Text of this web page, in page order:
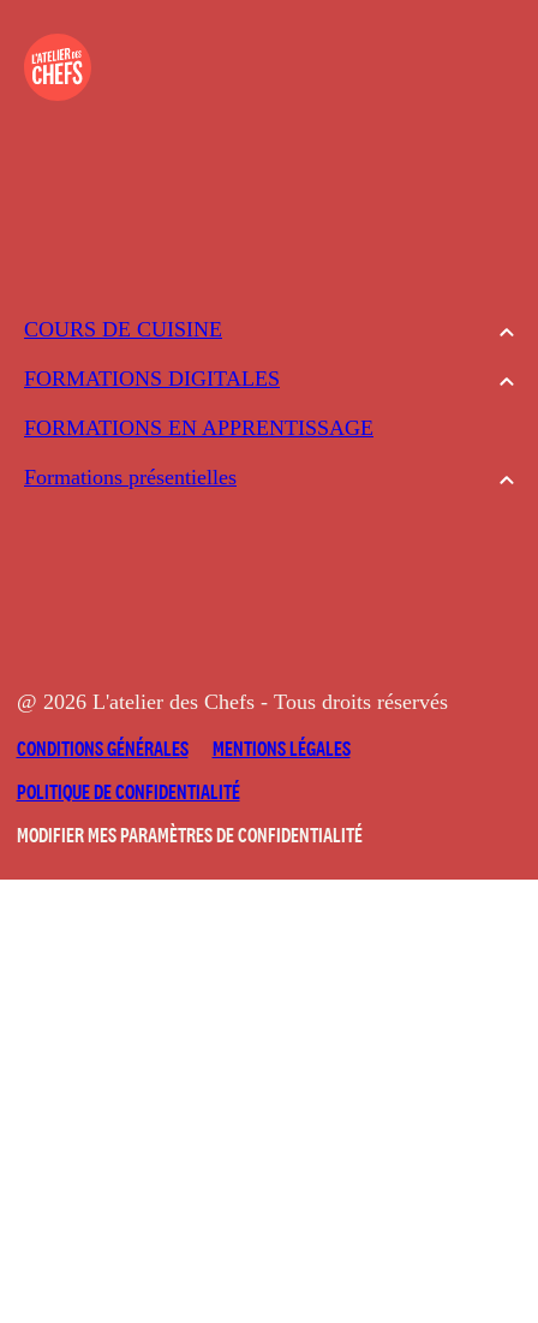
COURS DE CUISINE
FORMATIONS DIGITALES
FORMATIONS EN APPRENTISSAGE
Formations présentielles
@ 2026 L'atelier des Chefs - Tous droits réservés
CONDITIONS GÉNÉRALES
MENTIONS LÉGALES
POLITIQUE DE CONFIDENTIALITÉ
MODIFIER MES PARAMÈTRES DE CONFIDENTIALITÉ